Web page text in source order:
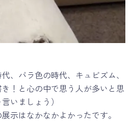
、バラ色の時代、キュビズム、
！と心の中で思う人が多いと思
いましょう）
示はなかなかよかったです。